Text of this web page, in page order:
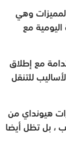
وهي
مع
مع إطلاق
للتنقل
هيونداي من
، بل تظل أيضا